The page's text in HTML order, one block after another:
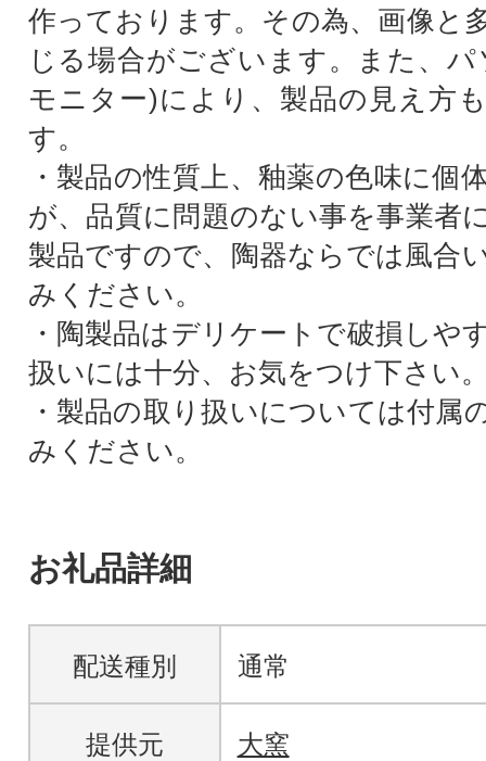
作っております。その為、画像と
じる場合がございます。また、
モニター)により、製品の見え方
す。
・製品の性質上、釉薬の色味に個
が、品質に問題のない事を事業者
製品ですので、陶器ならでは風合
みください。
・陶製品はデリケートで破損しや
扱いには十分、お気をつけ下さい
・製品の取り扱いについては付属
みください。
お礼品詳細
配送種別 通常
提供元 大窯